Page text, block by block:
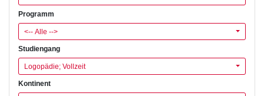
Programm
<-- Alle -->
Studiengang
Logopädie; Vollzeit
Kontinent